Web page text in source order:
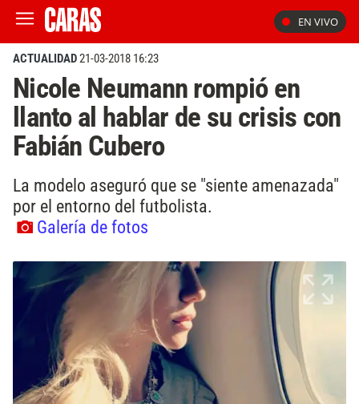
EN VIVO
ACTUALIDAD21-03-2018 16:23
Nicole Neumann rompió en
llanto al hablar de su crisis con
Fabián Cubero
La modelo aseguró que se "siente amenazada"
por el entorno del futbolista.
Galería de fotos